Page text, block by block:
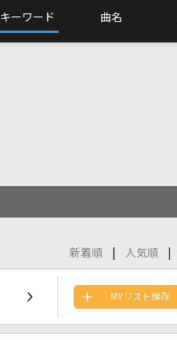
キーワード 曲名
新着順
人気順
MYリスト保存